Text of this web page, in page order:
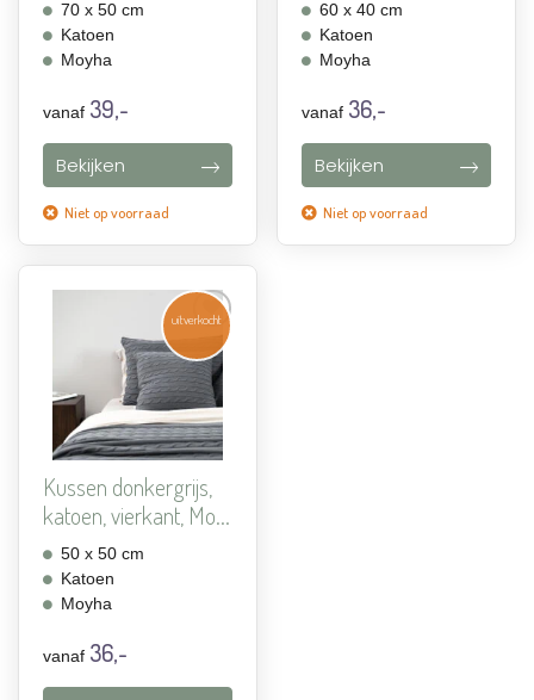
70 x 50 cm
Katoen
Moyha
vanaf 39,-
Bekijken
Niet op voorraad
60 x 40 cm
Katoen
Moyha
vanaf 36,-
Bekijken
Niet op voorraad
verlanglijst
toevoegen
uitverkocht
Kussen donkergrijs,
katoen, vierkant, Mo...
50 x 50 cm
Katoen
Moyha
vanaf 36,-